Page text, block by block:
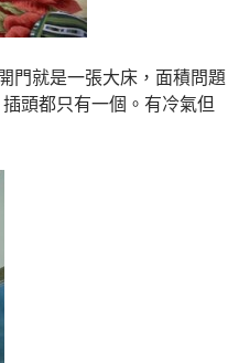
門就是一張大床，面積問題
頭都只有一個。有冷氣但